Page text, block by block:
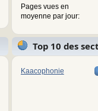
Pages vues en
moyenne par jour:
Top 10 des
Kaacophonie